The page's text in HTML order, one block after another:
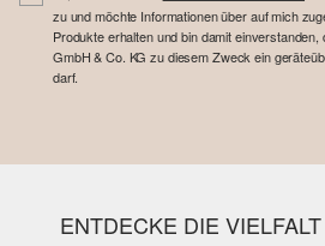
zu und möchte Informationen über auf mich
Produkte erhalten und bin damit
GmbH & Co. KG zu diesem Zweck ein
darf.
ENTDECKE DIE